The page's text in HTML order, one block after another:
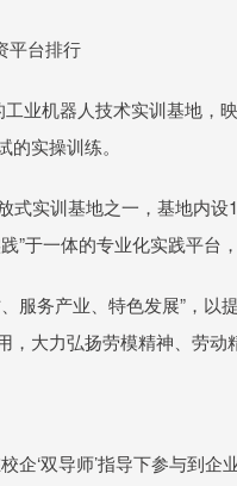
平台排行
工业机器人技术实训基地
实操训练。
式实训基地之一，基地内
”于一体的专业化实践平台
服务产业、特色发展”，以
大力弘扬劳模精神、劳动
企‘双导师’指导下参与到